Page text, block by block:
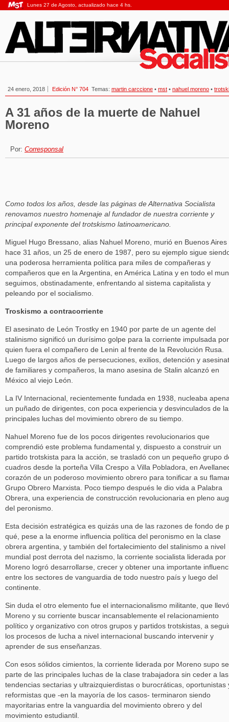
Lunes 27 de Agosto, actualizado hace 4 hs.
24 enero, 2018 Edición N° 704 Temas: martin carccione • mst • nahuel moreno •
A 31 años de la muerte de Nahuel
Moreno
Por: Corresponsal
Como todos los años, desde las páginas de Alternativa Socialista
renovamos nuestro homenaje al fundador de nuestra corriente y
principal exponente del trotskismo latinoamericano.
Miguel Hugo Bressano, alias Nahuel Moreno, murió en Buenos Aires
hace 31 años, un 25 de enero de 1987, pero su ejemplo sigue
una poderosa herramienta política para miles de compañeras y
compañeros que en la Argentina, en América Latina y en todo el
seguimos, obstinadamente, enfrentando al sistema capitalista y
peleando por el socialismo.
Troskismo a contracorriente
El asesinato de León Trostky en 1940 por parte de un agente del
stalinismo significó un durísimo golpe para la corriente impulsada por
quien fuera el compañero de Lenin al frente de la Revolución Rusa.
Luego de largos años de persecuciones, exilios, detención y
de familiares y compañeros, la mano asesina de Stalin alcanzó en
México al viejo León.
La IV Internacional, recientemente fundada en 1938, nucleaba
un puñado de dirigentes, con poca experiencia y desvinculados de
principales luchas del movimiento obrero de su tiempo.
Nahuel Moreno fue de los pocos dirigentes revolucionarios que
comprendió este problema fundamental y, dispuesto a construir un
partido trotskista para la acción, se trasladó con un pequeño grupo
cuadros desde la porteña Villa Crespo a Villa Pobladora, en
corazón de un poderoso movimiento obrero para tonificar a su
Grupo Obrero Marxista. Poco tiempo después le dio vida a Palabra
Obrera, una experiencia de construcción revolucionaria en pleno
del peronismo.
Esta decisión estratégica es quizás una de las razones de fondo de
qué, pese a la enorme influencia política del peronismo en la clase
obrera argentina, y también del fortalecimiento del stalinismo a nivel
mundial post derrota del nazismo, la corriente socialista liderada por
Moreno logró desarrollarse, crecer y obtener una importante
entre los sectores de vanguardia de todo nuestro país y luego del
continente.
Sin duda el otro elemento fue el internacionalismo militante, que
Moreno y su corriente buscar incansablemente el relacionamiento
político y organizativo con otros grupos y partidos trotskistas, a
los procesos de lucha a nivel internacional buscando intervenir y
aprender de sus enseñanzas.
Con esos sólidos cimientos, la corriente liderada por Moreno supo
parte de las principales luchas de la clase trabajadora sin ceder a las
tendencias sectarias y ultraizquierdistas o burocráticas, oportunistas
reformistas que -en la mayoría de los casos- terminaron siendo
mayoritarias entre la vanguardia del movimiento obrero y del
movimiento estudiantil.